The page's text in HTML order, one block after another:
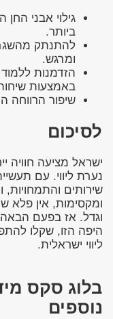
גילוי אבני
ביותר.
להתנתק
ומרגש.
הזדמנות
באמצעות
שיפור הרווחה
לסיכום
ישראל מציעה חוויה
נערת ליווי. עם
שירותים והתמחויות,
ומקסימות, אין פלא
וגדל. אז בפעם
היפה הזו, שקלו
ליווי ישראלית.
בלוג סקס
נוספים